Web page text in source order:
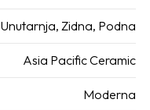
Unutarnja, Zidna, Podna
Asia Pacific Ceramic
Moderna